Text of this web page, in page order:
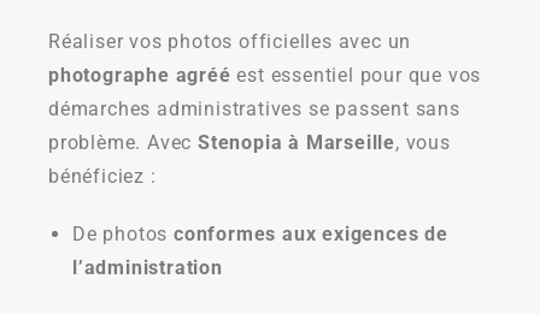
Réaliser vos photos officielles avec un
photographe agréé est essentiel pour que vos
démarches administratives se passent sans
problème. AvecStenopia à Marseille, vous
bénéficiez :
De photos conformes aux exigences de
l’administration